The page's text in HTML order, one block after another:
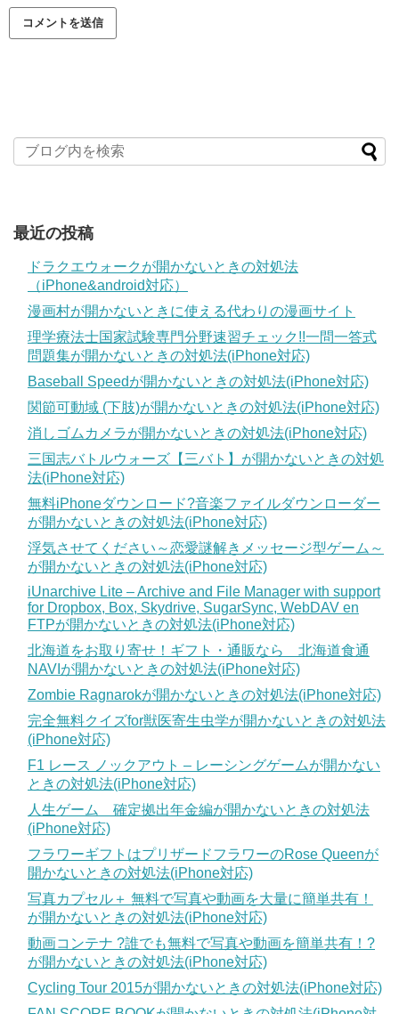
最近の投稿
ドラクエウォークが開かないときの対処法
（iPhone&android対応）
漫画村が開かないときに使える代わりの漫画サイト
理学療法士国家試験専門分野速習チェック!!一問一答式
問題集が開かないときの対処法(iPhone対応)
Baseball Speedが開かないときの対処法(iPhone対応)
関節可動域 (下肢)が開かないときの対処法(iPhone対応)
消しゴムカメラが開かないときの対処法(iPhone対応)
三国志バトルウォーズ【三バト】が開かないときの対処
法(iPhone対応)
無料iPhoneダウンロード?音楽ファイルダウンローダー
が開かないときの対処法(iPhone対応)
浮気させてください～恋愛謎解きメッセージ型ゲーム～
が開かないときの対処法(iPhone対応)
iUnarchive Lite – Archive and File Manager with support
for Dropbox, Box, Skydrive, SugarSync, WebDAV en
FTPが開かないときの対処法(iPhone対応)
北海道をお取り寄せ！ギフト・通販なら 北海道食通
NAVIが開かないときの対処法(iPhone対応)
Zombie Ragnarokが開かないときの対処法(iPhone対応)
完全無料クイズfor獣医寄生虫学が開かないときの対処法
(iPhone対応)
F1 レース ノックアウト – レーシングゲームが開かない
ときの対処法(iPhone対応)
人生ゲーム 確定拠出年金編が開かないときの対処法
(iPhone対応)
フラワーギフトはプリザードフラワーのRose Queenが
開かないときの対処法(iPhone対応)
写真カプセル＋ 無料で写真や動画を大量に簡単共有！
が開かないときの対処法(iPhone対応)
動画コンテナ ?誰でも無料で写真や動画を簡単共有！?
が開かないときの対処法(iPhone対応)
Cycling Tour 2015が開かないときの対処法(iPhone対応)